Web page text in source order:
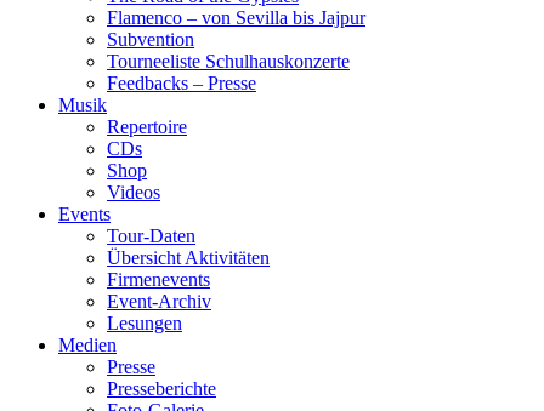
Flamenco – von Sevilla bis Jajpur
Subvention
Tourneeliste Schulhauskonzerte
Feedbacks – Presse
Musik
Repertoire
CDs
Shop
Videos
Events
Tour-Daten
Übersicht Aktivitäten
Firmenevents
Event-Archiv
Lesungen
Medien
Presse
Presseberichte